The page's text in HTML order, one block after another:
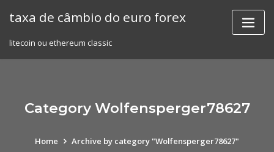
taxa de câmbio do euro forex
litecoin ou ethereum classic
Category Wolfensperger78627
Home Archive by category "Wolfensperger78627"